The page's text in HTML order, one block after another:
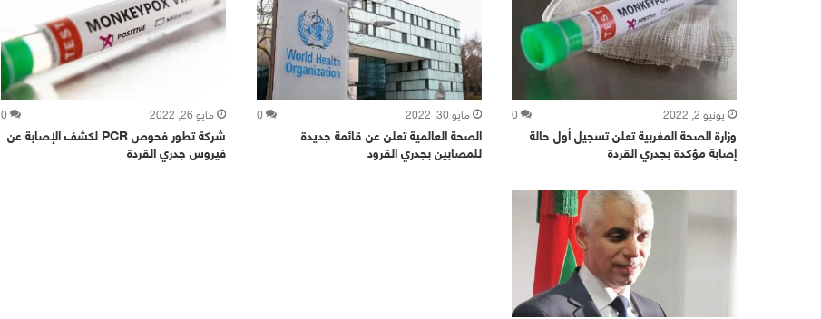
يونيو 2, 2022 0
وزارة الصحة المغربية تعلن تسجيل أول حالة
إصابة مؤكدة بجدري القردة
مايو 30, 2022 0
الصحة العالمية تعلن عن قائمة جديدة
للمصابين بجدري القرود
مايو 26, 2022 0
شركة تطور فحوص PCR لكشف الإصابة عن
فيروس جدري القردة